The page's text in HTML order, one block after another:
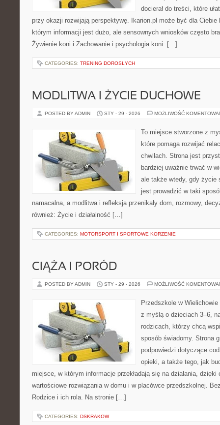
docierał do treści, które
przy okazji rozwijają perspektywę. Ikarion.pl może być dla Ciebie
którym informacji jest dużo, ale sensownych wniosków często
Żywienie koni i Zachowanie i psychologia koni. […]
CATEGORIES: TRENING DOROSŁYCH
MODLITWA I ŻYCIE DUCHOWE
POSTED BY ADMIN STY - 29 - 2026 MOŻLIWOŚĆ
To miejsce stworzone z
które pomaga rozwijać
chwilach. Strona jest
bardziej uważnie trwać w
ale także wtedy, gdy życie
jest prowadzić w taki
namacalna, a modlitwa i refleksja przenikały dom, rozmowy,
również: Życie i działalność […]
CATEGORIES: MOTORSPORT I SPORTOWE KORZENIE
CIĄŻA I PORÓD
POSTED BY ADMIN STY - 29 - 2026 MOŻLIWOŚĆ
Przedszkole w
z myślą o dzieciach 3–6,
rodzicach, którzy chcą
sposób świadomy. Strona
podpowiedzi dotyczące
opieki, a także tego, jak
miejsce, w którym informacje przekładają się na działania, dzięki
wartościowe rozwiązania w domu i w placówce przedszkolnej.
Rodzice i ich rola. Na stronie […]
CATEGORIES: DSKRAKOW